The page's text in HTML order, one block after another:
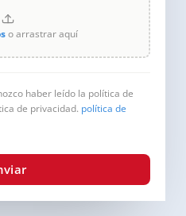
o arrastrar aquí
haber leído la política de
de privacidad. política de